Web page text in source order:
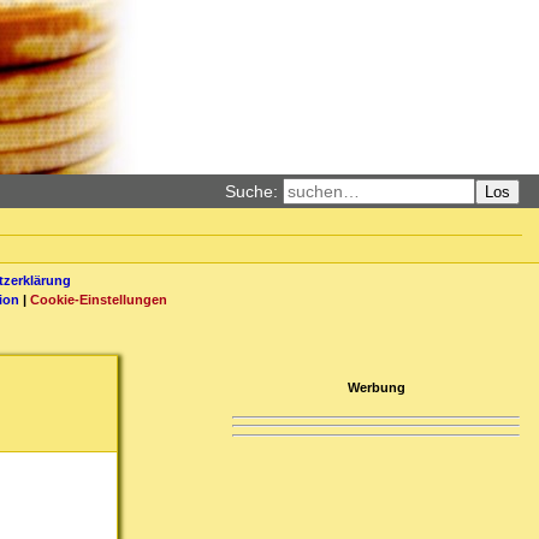
Suche: Los
| Cookie-Einstellungen
Werbung